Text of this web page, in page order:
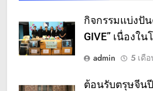
กิจกรรมแบ่งปัน
GIVE” เนื่องใ
admin
5 เดื
ต้อนรับตรุษจีน